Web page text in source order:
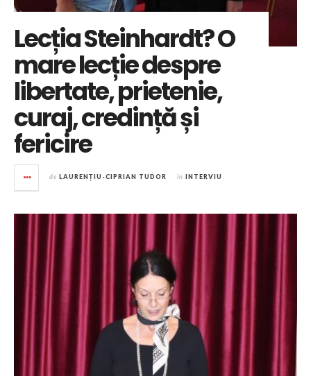
Lecția Steinhardt? O
mare lecție despre
libertate, prietenie,
curaj, credință și
fericire
de LAURENȚIU-CIPRIAN TUDOR în INTERVIU